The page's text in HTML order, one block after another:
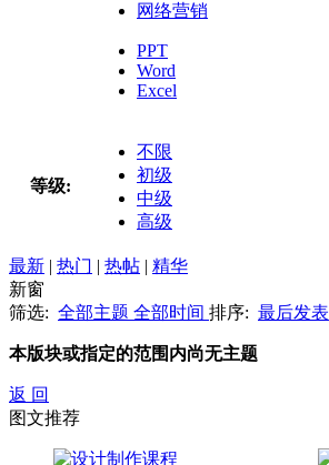
网络营销
PPT
Word
Excel
等级:
不限
初级
中级
高级
最新 | 热门 | 热帖 | 精华
新窗
筛选: 全部主题 全部时间 排序: 最后发表
本版块或指定的范围内尚无主题
返 回
图文推荐